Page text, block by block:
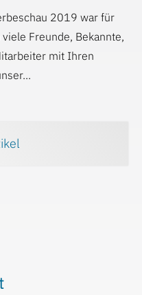
2019 war für
Freunde, Bekannte,
mit Ihren